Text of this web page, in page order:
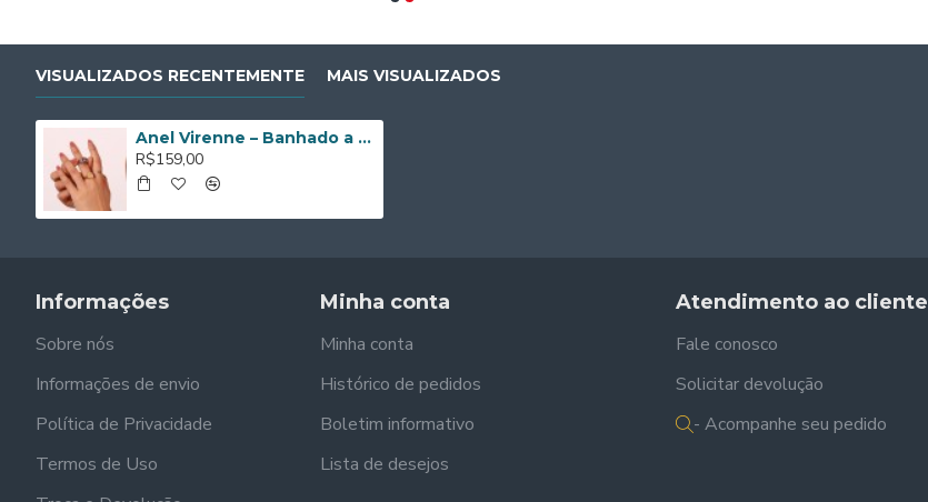
VISUALIZADOS RECENTEMENTE MAIS VISUALIZADOS
Anel Virenne – Banhado a Ouro de 18K
R$159,00
Informações
Sobre nós
Informações de envio
Política de Privacidade
Termos de Uso
Minha conta
Minha conta
Histórico de pedidos
Boletim informativo
Lista de desejos
Atendimento ao cliente
Fale conosco
Solicitar devolução
- Acompanhe seu pedido